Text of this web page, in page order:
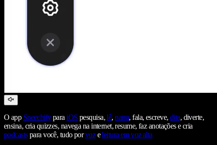
O app SpeechifyparaiOS pesquisa,lê,narra, fala, escreve, dita, diverte,
ensina, cria quizzes, navega na internet, resume, faz anotações e cria
podcastspara você, tudo porvozeleitura em voz alta